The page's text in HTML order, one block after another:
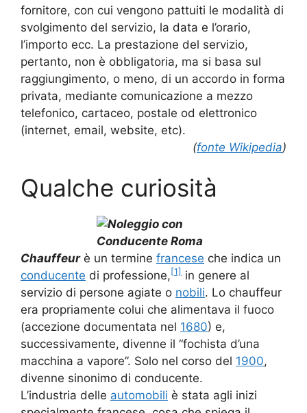
fornitore, con cui vengono pattuiti le modalità di
svolgimento del servizio, la data e l’orario,
l’importo ecc. La prestazione del servizio,
pertanto, non è obbligatoria, ma si basa sul
raggiungimento, o meno, di un accordo in forma
privata, mediante comunicazione a mezzo
telefonico, cartaceo, postale od elettronico
(internet, email, website, etc).
(fonte Wikipedia)
Qualche curiosità
Chauffeurè un termine francese che indica un
conducente di professione, [1] in genere al
servizio di persone agiate o nobili. Lo chauffeur
era propriamente colui che alimentava il fuoco
(accezione documentata nel 1680) e,
successivamente, divenne il “fochista d’una
macchina a vapore”. Solo nel corso del 1900,
divenne sinonimo di conducente.
L’industria delle automobili è stata agli inizi